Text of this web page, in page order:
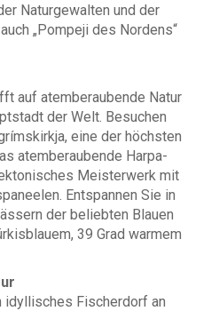
Naturgewalten und der
„Pompeji des Nordens“
auf atemberaubende Natur
der Welt. Besuchen
eine der höchsten
atemberaubende Harpa-
Meisterwerk mit
Entspannen Sie in
der beliebten Blauen
39 Grad warmem
idyllisches Fischerdorf an